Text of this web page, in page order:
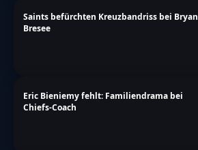
Saints befürchten Kreuzbandriss bei Bryan
Bresee
Eric Bieniemy fehlt: Familiendrama bei
Chiefs-Coach